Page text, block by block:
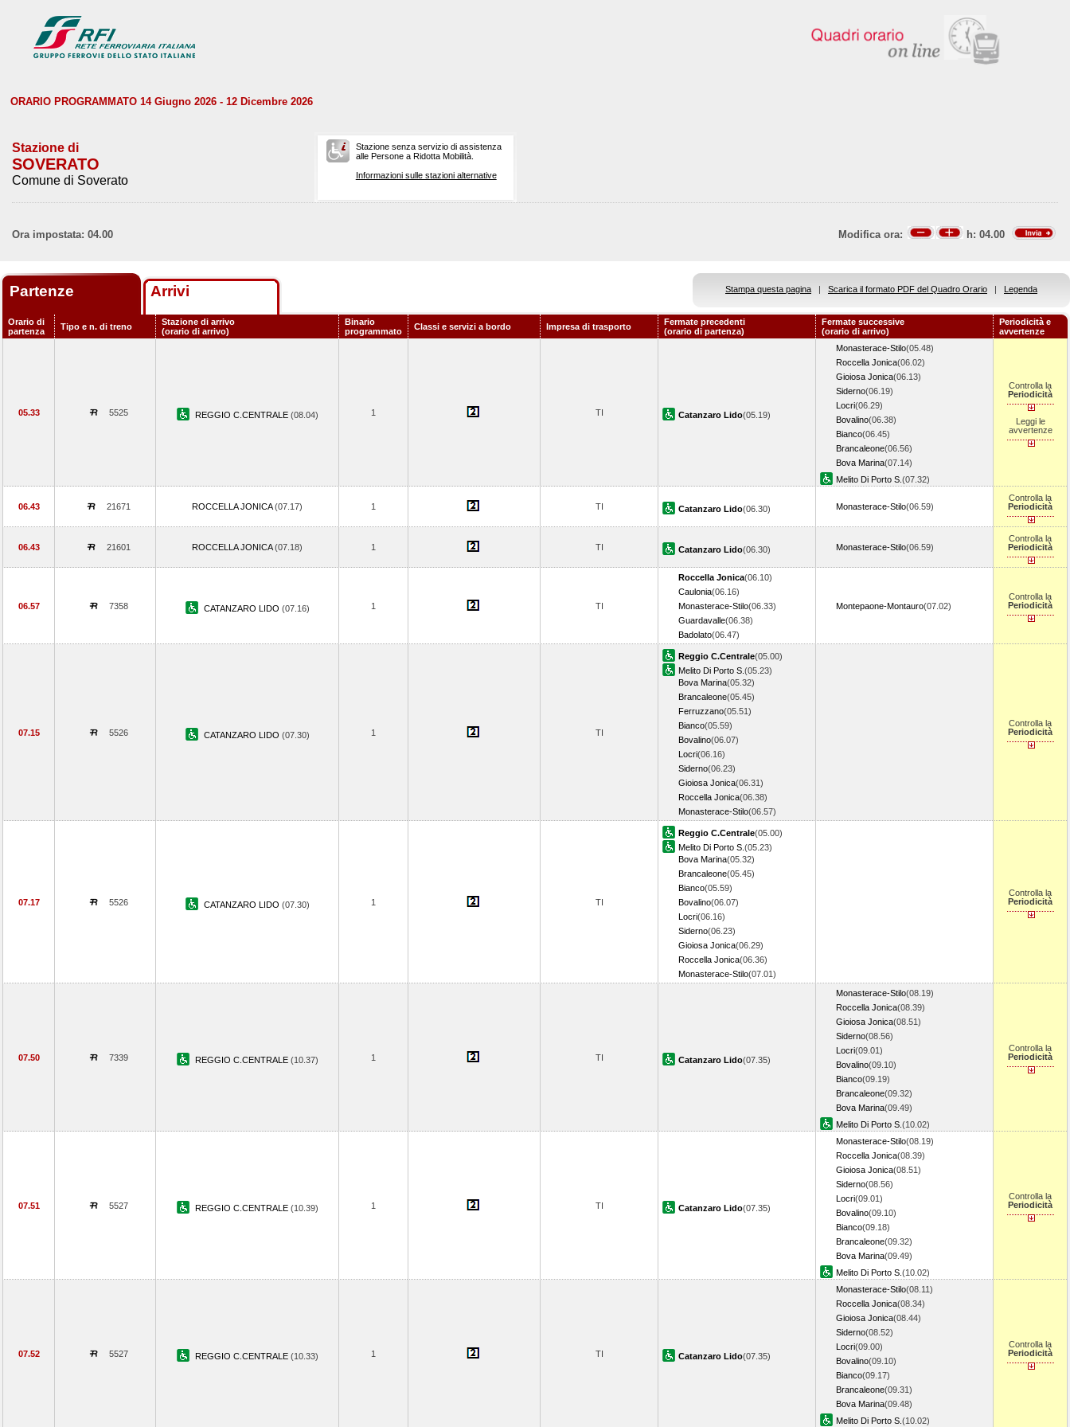
ORARIO PROGRAMMATO 14 Giugno 2026 - 12 Dicembre 2026
Stazione di
SOVERATO
Comune di Soverato
Stazione senza servizio di assistenza
alle Persone a Ridotta Mobilità.
Informazioni sulle stazioni alternative
Ora impostata: 04.00 Modifica ora: h: 04.00
Partenze Arrivi Stampa questa pagina | Scarica il formato PDF del Quadro Orario | Legenda
Orario di
partenza
Tipo e n. di treno
Stazione di arrivo
(orario di arrivo)
Binario
programmato
Classi e servizi a bordo Impresa di trasporto
Fermate precedenti
(orario di partenza)
Fermate successive
(orario di arrivo)
Periodicità e
avvertenze
05.33 5525 REGGIO C.CENTRALE (08.04) 1 TI Catanzaro Lido(05.19)
Monasterace-Stilo(05.48)
Roccella Jonica(06.02)
Gioiosa Jonica(06.13)
Siderno(06.19)
Locri(06.29)
Bovalino(06.38)
Bianco(06.45)
Brancaleone(06.56)
Bova Marina(07.14)
Melito Di Porto S. (07.32)
Controlla la
Periodicità
Leggi le
avvertenze
06.43 21671 ROCCELLA JONICA(07.17) 1 TI Catanzaro Lido(06.30) Monasterace-Stilo(06.59)
Controlla la
Periodicità
06.43 21601 ROCCELLA JONICA(07.18) 1 TI Catanzaro Lido(06.30) Monasterace-Stilo(06.59)
Controlla la
Periodicità
06.57 7358 CATANZARO LIDO (07.16) 1 TI
Roccella Jonica(06.10)
Caulonia(06.16)
Monasterace-Stilo(06.33)
Guardavalle(06.38)
Badolato(06.47)
Montepaone-Montauro(07.02)
Controlla la
Periodicità
07.15 5526 CATANZARO LIDO (07.30) 1 TI
Reggio C.Centrale(05.00)
Melito Di Porto S. (05.23)
Bova Marina(05.32)
Brancaleone(05.45)
Ferruzzano(05.51)
Bianco(05.59)
Bovalino(06.07)
Locri(06.16)
Siderno(06.23)
Gioiosa Jonica(06.31)
Roccella Jonica(06.38)
Monasterace-Stilo(06.57)
Controlla la
Periodicità
07.17 5526 CATANZARO LIDO (07.30) 1 TI
Reggio C.Centrale(05.00)
Melito Di Porto S. (05.23)
Bova Marina(05.32)
Brancaleone(05.45)
Bianco(05.59)
Bovalino(06.07)
Locri(06.16)
Siderno(06.23)
Gioiosa Jonica(06.29)
Roccella Jonica(06.36)
Monasterace-Stilo(07.01)
Controlla la
Periodicità
07.50 7339 REGGIO C.CENTRALE (10.37) 1 TI Catanzaro Lido(07.35)
Monasterace-Stilo(08.19)
Roccella Jonica(08.39)
Gioiosa Jonica(08.51)
Siderno(08.56)
Locri(09.01)
Bovalino(09.10)
Bianco(09.19)
Brancaleone(09.32)
Bova Marina(09.49)
Melito Di Porto S. (10.02)
Controlla la
Periodicità
07.51 5527 REGGIO C.CENTRALE (10.39) 1 TI Catanzaro Lido(07.35)
Monasterace-Stilo(08.19)
Roccella Jonica(08.39)
Gioiosa Jonica(08.51)
Siderno(08.56)
Locri(09.01)
Bovalino(09.10)
Bianco(09.18)
Brancaleone(09.32)
Bova Marina(09.49)
Melito Di Porto S. (10.02)
Controlla la
Periodicità
07.52 5527 REGGIO C.CENTRALE (10.33) 1 TI Catanzaro Lido(07.35)
Monasterace-Stilo(08.11)
Roccella Jonica(08.34)
Gioiosa Jonica(08.44)
Siderno(08.52)
Locri(09.00)
Bovalino(09.10)
Bianco(09.17)
Brancaleone(09.31)
Bova Marina(09.48)
Melito Di Porto S. (10.02)
Controlla la
Periodicità